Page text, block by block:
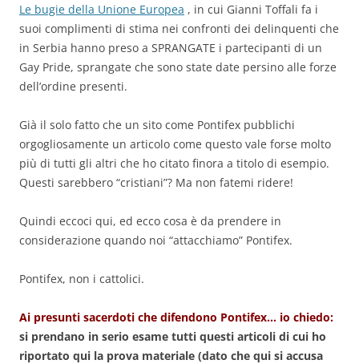
Le bugie della Unione Europea , in cui Gianni Toffali fa i
suoi complimenti di stima nei confronti dei delinquenti che
in Serbia hanno preso a SPRANGATE i partecipanti di un
Gay Pride, sprangate che sono state date persino alle forze
dell’ordine presenti.
Già il solo fatto che un sito come Pontifex pubblichi
orgogliosamente un articolo come questo vale forse molto
più di tutti gli altri che ho citato finora a titolo di esempio.
Questi sarebbero “cristiani”? Ma non fatemi ridere!
Quindi eccoci qui, ed ecco cosa è da prendere in
considerazione quando noi “attacchiamo” Pontifex.
Pontifex, non i cattolici.
Ai presunti sacerdoti che difendono Pontifex… io chiedo:
si prendano in serio esame tutti questi articoli di cui ho
riportato qui la prova materiale (dato che qui si accusa